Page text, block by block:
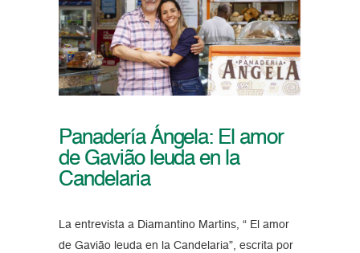
Panadería Ángela: El amor
de Gavião leuda en la
Candelaria
La entrevista a Diamantino Martins, “ El amor
de Gavião leuda en la Candelaria”, escrita por